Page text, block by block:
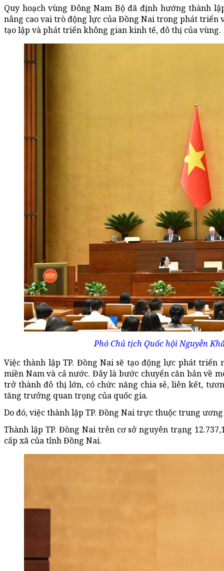
Quy hoạch vùng Đông Nam Bộ đã định hướng thành
nâng cao vai trò động lực của Đồng Nai trong phát triển
tạo lập và phát triển không gian kinh tế, đô thị của vùng.
Phó Chủ tịch Quốc hội Nguyễn
Việc thành lập TP. Đồng Nai sẽ tạo động lực phát
miền Nam và cả nước. Đây là bước chuyển căn bản về
trở thành đô thị lớn, có chức năng chia sẻ, liên kết,
tăng trưởng quan trọng của quốc gia.
Do đó, việc thành lập TP. Đồng Nai trực thuộc trung
Thành lập TP. Đồng Nai trên cơ sở nguyên trạng
cấp xã của tỉnh Đồng Nai.